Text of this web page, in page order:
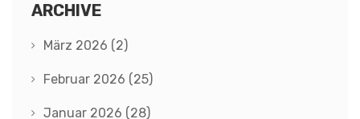
ARCHIVE
März 2026 (2)
Februar 2026 (25)
Januar 2026 (28)